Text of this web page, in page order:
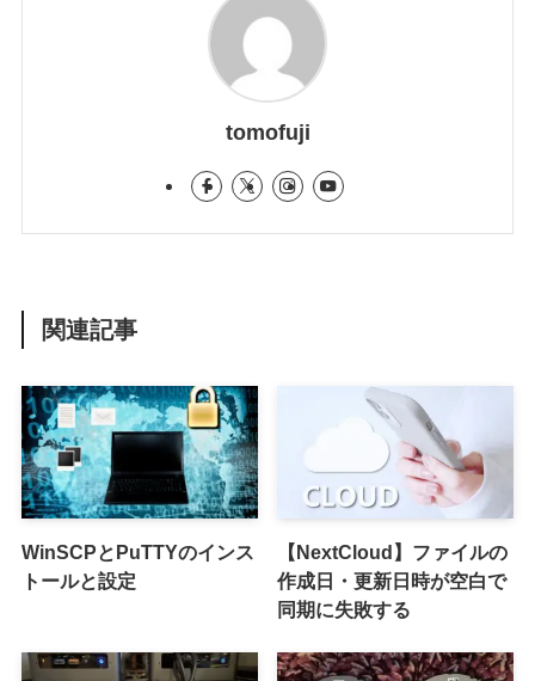
tomofuji
関連記事
WinSCPとPuTTYのインス
トールと設定
【NextCloud】ファイルの
作成日・更新日時が空白で
同期に失敗する